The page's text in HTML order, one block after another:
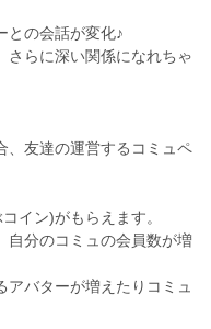
との会話が変化♪
さらに深い関係になれちゃ
、友達の運営するコミュペ
イン)がもらえます。
自分のコミュの会員数が増
アバターが増えたりコミュ